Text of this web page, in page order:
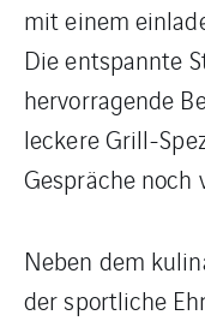
mit einem
Die entspannte
hervorragende
leckere Grill-
Gespräche noch
Neben dem
der sportliche